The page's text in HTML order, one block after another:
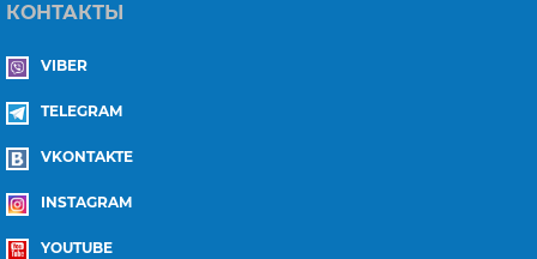
КОНТАКТЫ
VIBER
TELEGRAM
VKONTAKTE
INSTAGRAM
YOUTUBE